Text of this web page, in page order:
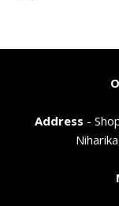
Address -